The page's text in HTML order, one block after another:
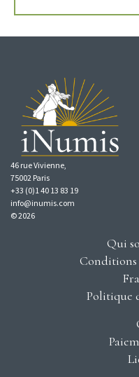
46 rue Vivienne,
75002 Paris
+33 (0)1 40 13 83 19
info@inumis.com
© 2026
Qui
Conditions
Politique